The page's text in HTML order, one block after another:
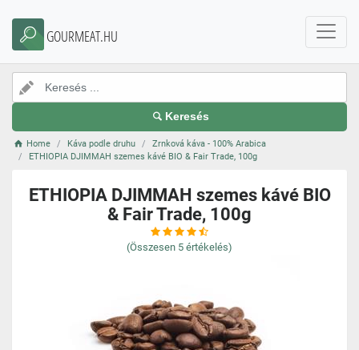
GOURMEAT.HU
Keresés
Home Káva podle druhu
Zrnková káva - 100% Arabica
ETHIOPIA DJIMMAH szemes kávé BIO & Fair Trade, 100g
ETHIOPIA DJIMMAH szemes kávé BIO
& Fair Trade, 100g
(Összesen 5 értékelés)